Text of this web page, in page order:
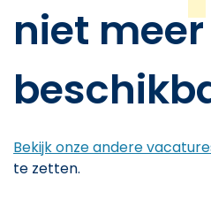
niet meer
Bekijk onze andere
te zetten.